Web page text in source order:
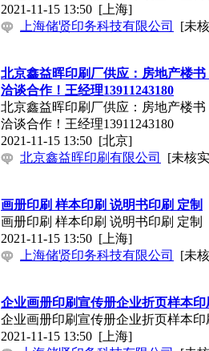
2021-11-15 13:50 [上海]
上海储贤印务科技有限公司
[未
北京鑫益晖印刷厂供应：房地产楼
洽谈合作！王经理13911243180
北京鑫益晖印刷厂供应：房地产楼
洽谈合作！王经理13911243180
2021-11-15 13:50 [北京]
北京鑫益晖印刷有限公司
[未核
画册印刷 样本印刷 说明书印刷 定制
画册印刷 样本印刷 说明书印刷 定制
2021-11-15 13:50 [上海]
上海储贤印务科技有限公司
[未
企业画册印刷宣传册企业折页样本印
企业画册印刷宣传册企业折页样本印
2021-11-15 13:50 [上海]